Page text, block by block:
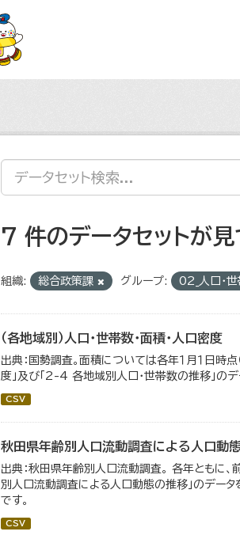
7 件のデータセットが見
組織: 総合政策課 グループ: 02_人口・世
（各地域別）人口・世帯数・面積・人口密度
出典：国勢調査。面積については各年１月１日時
度」及び「2-4 各地域別人口・世帯数の推移」のデ
CSV
秋田県年齢別人口流動調査による人口動
出典：秋田県年齢別人口流動調査。 各年ともに、
別人口流動調査による人口動態の推移」のデー
です。
CSV